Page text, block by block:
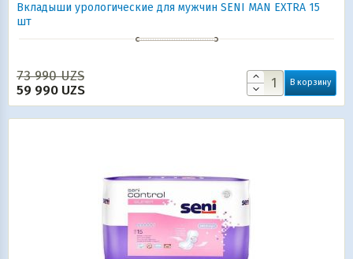
Вкладыши урологические для мужчин SENI MAN EXTRA 15
шт
73 990UZS
59 990 UZS В корзину